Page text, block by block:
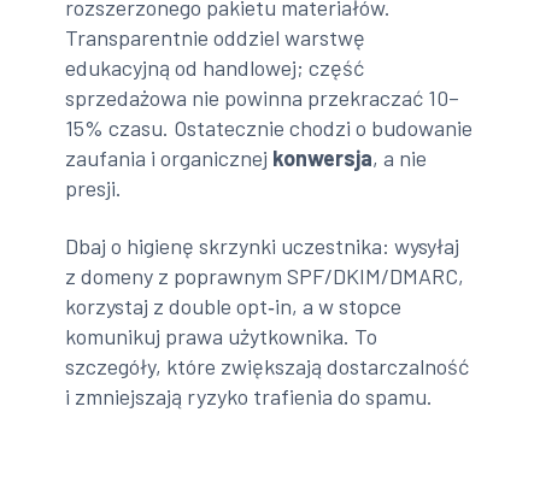
rozszerzonego pakietu materiałów.
Transparentnie oddziel warstwę
edukacyjną od handlowej; część
sprzedażowa nie powinna przekraczać 10–
15% czasu. Ostatecznie chodzi o budowanie
zaufania i organicznej konwersja, a nie
presji.
Dbaj o higienę skrzynki uczestnika: wysyłaj
z domeny z poprawnym SPF/DKIM/DMARC,
korzystaj z double opt‑in, a w stopce
komunikuj prawa użytkownika. To
szczegóły, które zwiększają dostarczalność
i zmniejszają ryzyko trafienia do spamu.